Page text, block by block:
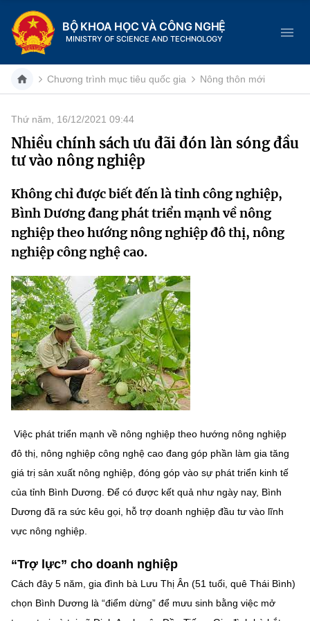
BỘ KHOA HỌC VÀ CÔNG NGHỆ
MINISTRY OF SCIENCE AND TECHNOLOGY
Danh mục
Trang chủ
Giới thiệu
Chức năng nhiệm vụ
Cơ cấu tổ chức
Lịch sử phát triển
Sở Khoa học và Công nghệ
Tin tức sự kiện
Khoa học và Công nghệ
Đổi mới sáng tạo
Chuyển đổi số
Bưu chính, Viễn thông
Sở hữu trí tuệ
Tiêu chuẩn, đo lường, chất lượng
Năng lượng nguyên tử
Tin địa phương
Dịch vụ công
Hệ thống văn bản
Văn bản QPPL
Văn bản chỉ đạo điều hành
Lấy ý kiến người dân về dự thảo VBQPPL
MST IOFFICE
THỐNG KÊ
Khoa học và Công nghệ
Chuyển đổi số
Bưu chính, Viễn thông
Sở hữu trí tuệ
Tiêu chuẩn, đo lường, chất lượng
Multimedia
Khác
Videos
Infographic
Ảnh
Voice
Nhiệm vụ trọng tâm
Chương trình mục tiêu quốc gia Nông thôn mới
Thứ năm, 16/12/2021 09:44
Nhiều chính sách ưu đãi đón làn sóng đầu
tư vào nông nghiệp
Không chỉ được biết đến là tỉnh công nghiệp,
Bình Dương đang phát triển mạnh về nông
nghiệp theo hướng nông nghiệp đô thị, nông
nghiệp công nghệ cao.
Việc phát triển mạnh về nông nghiệp theo hướng nông nghiệp
đô thị, nông nghiệp công nghệ cao đang góp phần làm gia tăng
giá trị sản xuất nông nghiệp, đóng góp vào sự phát triển kinh tế
của tỉnh Bình Dương. Để có được kết quả như ngày nay, Bình
Dương đã ra sức kêu gọi, hỗ trợ doanh nghiệp đầu tư vào lĩnh
vực nông nghiệp.
“Trợ lực” cho doanh nghiệp
Cách đây 5 năm, gia đình bà Lưu Thị Ân (51 tuổi, quê Thái Bình)
chọn Bình Dương là “điểm dừng” để mưu sinh bằng việc mở